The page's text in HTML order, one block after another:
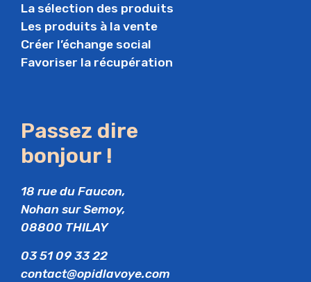
La sélection des produits
Les produits à la vente
Créer l’échange social
Favoriser la récupération
Passez dire
bonjour !
18 rue du Faucon,
Nohan sur Semoy,
08800 THILAY
03 51 09 33 22
contact@opidlavoye.com